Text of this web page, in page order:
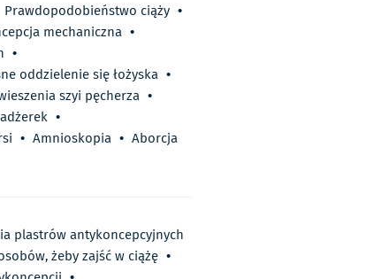
Prawdopodobieństwo ciąży •
mechaniczna •
•
oddzielenie się łożyska •
szyi pęcherza •
•
• Amnioskopia • Aborcja
plastrów antykoncepcyjnych
żeby zajść w ciążę •